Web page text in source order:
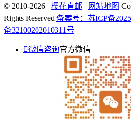
© 2010-2026 樱花直邮 网站地图
Rights Reserved 备案号：苏ICP备
备32100202010311号
微信咨询官方微信